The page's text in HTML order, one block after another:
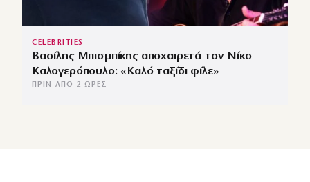
CELEBRITIES
Βασίλης Μπισμπίκης αποχαιρετά τον Νίκο
Καλογερόπουλο: «Καλό ταξίδι φίλε»
ΠΡΙΝ ΑΠΌ 2 ΏΡΕΣ